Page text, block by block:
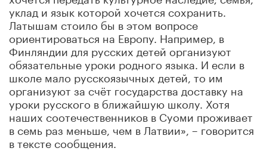
уклад и язык которой хочется сохранить.
Латышам стоило бы в этом вопросе
ориентироваться на Европу. Например, в
Финляндии для русских детей организуют
обязательные уроки родного языка. И если в
школе мало русскоязычных детей, то им
организуют за счёт государства доставку на
уроки русского в ближайшую школу. Хотя
наших соотечественников в Суоми проживает
в семь раз меньше, чем в Латвии», – говорится
в тексте сообщения.